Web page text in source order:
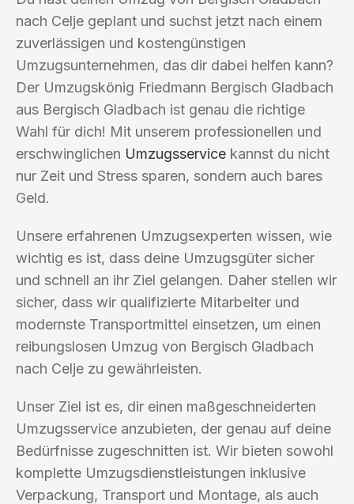
nach Celje geplant und suchst jetzt nach einem
zuverlässigen und kostengünstigen
Umzugsunternehmen, das dir dabei helfen kann?
Der Umzugskönig Friedmann Bergisch Gladbach
aus Bergisch Gladbach ist genau die richtige
Wahl für dich! Mit unserem professionellen und
erschwinglichen Umzugsservice kannst du nicht
nur Zeit und Stress sparen, sondern auch bares
Geld.
Unsere erfahrenen Umzugsexperten wissen, wie
wichtig es ist, dass deine Umzugsgüter sicher
und schnell an ihr Ziel gelangen. Daher stellen wir
sicher, dass wir qualifizierte Mitarbeiter und
modernste Transportmittel einsetzen, um einen
reibungslosen Umzug von Bergisch Gladbach
nach Celje zu gewährleisten.
Unser Ziel ist es, dir einen maßgeschneiderten
Umzugsservice anzubieten, der genau auf deine
Bedürfnisse zugeschnitten ist. Wir bieten sowohl
komplette Umzugsdienstleistungen inklusive
Verpackung, Transport und Montage, als auch